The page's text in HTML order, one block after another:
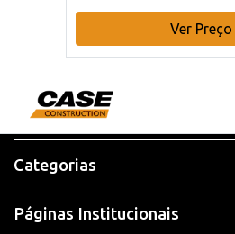
Ver Preço
Categorias
Páginas Institucionais